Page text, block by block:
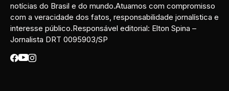
notícias do Brasil e do mundo.Atuamos com compromisso
com a veracidade dos fatos, responsabilidade jornalística e
interesse público.Responsável editorial: Elton Spina –
Jornalista DRT 0095903/SP